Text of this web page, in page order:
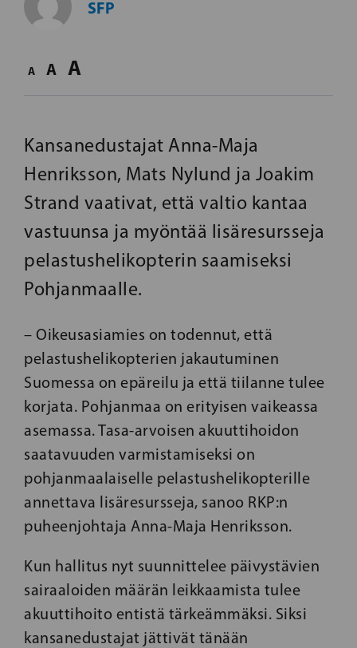
SFP
A A A
Kansanedustajat Anna-Maja
Henriksson, Mats Nylund ja Joakim
Strand vaativat, että valtio kantaa
vastuunsa ja myöntää lisäresursseja
pelastushelikopterin saamiseksi
Pohjanmaalle.
– Oikeusasiamies on todennut, että
pelastushelikopterien jakautuminen
Suomessa on epäreilu ja että tiilanne tulee
korjata. Pohjanmaa on erityisen vaikeassa
asemassa. Tasa-arvoisen akuuttihoidon
saatavuuden varmistamiseksi on
pohjanmaalaiselle pelastushelikopterille
annettava lisäresursseja, sanoo RKP:n
puheenjohtaja Anna-Maja Henriksson.
Kun hallitus nyt suunnittelee päivystävien
sairaaloiden määrän leikkaamista tulee
akuuttihoito entistä tärkeämmäksi. Siksi
kansanedustajat jättivät tänään